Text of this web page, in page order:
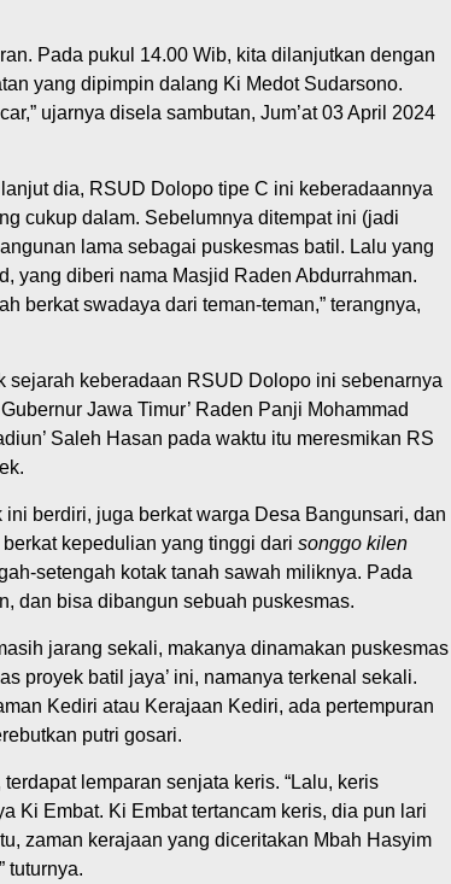
Pada pukul 14.00 Wib, kita dilanjutkan dengan
yang dipimpin dalang Ki Medot Sudarsono.
ujarnya disela sambutan, Jum’at 03 April 2024
dia, RSUD Dolopo tipe C ini keberadaannya
cukup dalam. Sebelumnya ditempat ini (jadi
lama sebagai puskesmas batil. Lalu yang
yang diberi nama Masjid Raden Abdurrahman.
berkat swadaya dari teman-teman,” terangnya,
sejarah keberadaan RSUD Dolopo ini sebenarnya
Jawa Timur’ Raden Panji Mohammad
Saleh Hasan pada waktu itu meresmikan RS
berdiri, juga berkat warga Desa Bangunsari, dan
kepedulian yang tinggi dari songgo kilen
setengah kotak tanah sawah miliknya. Pada
dan bisa dibangun sebuah puskesmas.
jarang sekali, makanya dinamakan puskesmas
proyek batil jaya’ ini, namanya terkenal sekali.
Kediri atau Kerajaan Kediri, ada pertempuran
putri gosari.
lemparan senjata keris. “Lalu, keris
Ki Embat. Ki Embat tertancam keris, dia pun lari
zaman kerajaan yang diceritakan Mbah Hasyim
tuturnya.